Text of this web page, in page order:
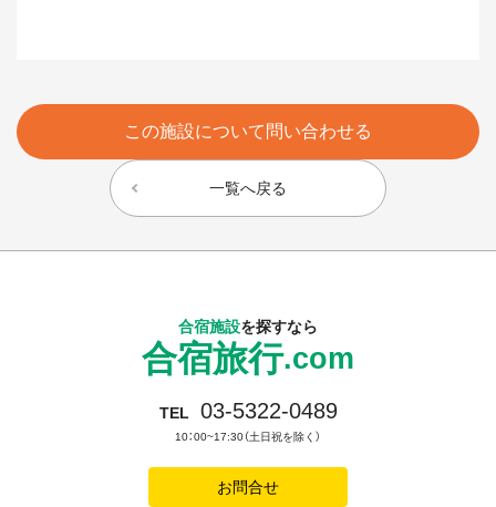
一覧へ戻る
この施設について問い合わせる
合宿施設を探すなら
合宿旅行.com
TEL 03-5322-0489
10：00~17:30（土日祝を除く）
お問合せ